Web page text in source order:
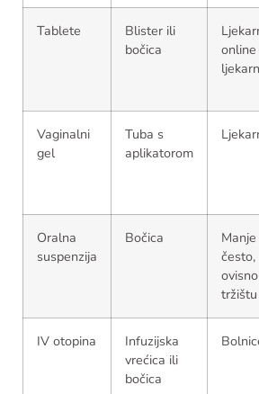
Tablete
Blister ili
bočica
online
Vaginalni
gel
Tuba s
aplikatorom
Oralna
suspenzija
Bočica
Manje
često,
tržištu
IV otopina
Infuzijska
vrećica ili
bočica